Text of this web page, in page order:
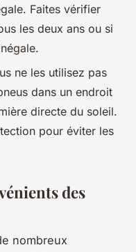
Faites vérifier
les deux ans ou si
ne les utilisez pas
dans un endroit
directe du soleil.
pour éviter les
des
nombreux